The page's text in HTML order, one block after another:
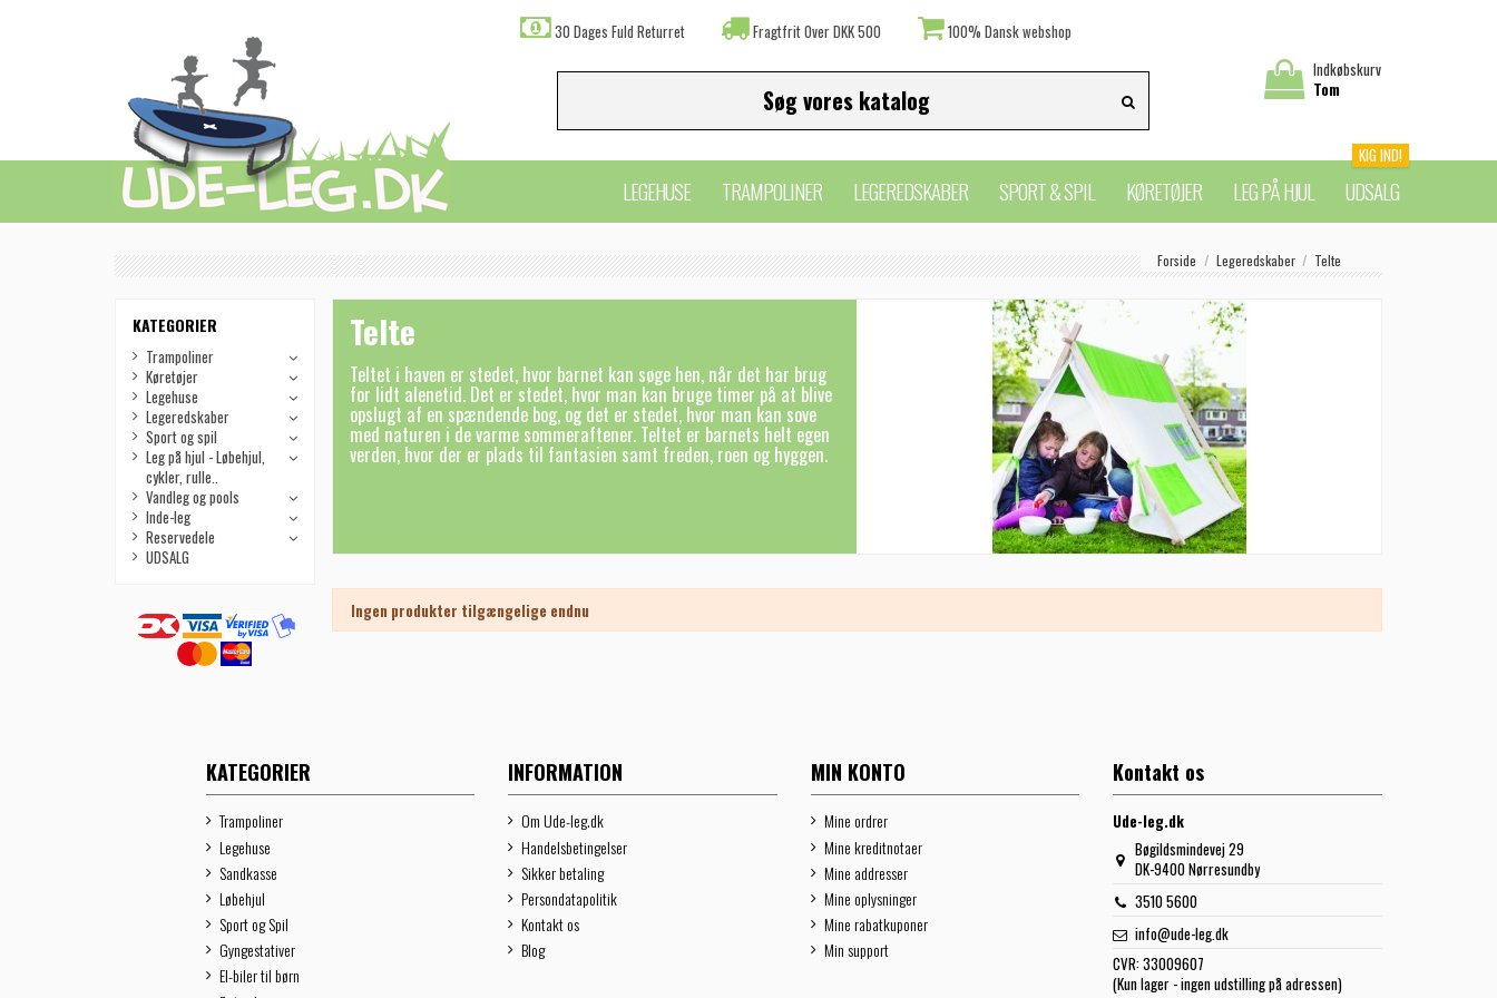
30 Dages Fuld Returret Fragtfrit Over DKK 500
100% Dansk webshop
Indkøbskurv
Tom
LEGEHUSE TRAMPOLINER LEGEREDSKABER SPORT & SPIL KØRETØJER LEG PÅ HJUL UDSALG
KIG IND!
Forside Legeredskaber Telte
Telte
Teltet i haven er stedet, hvor barnet kan søge hen, når det har brug
for lidt alenetid. Det er stedet, hvor man kan bruge timer på at blive
opslugt af en spændende bog, og det er stedet, hvor man kan sove
med naturen i de varme sommeraftener. Teltet er barnets helt egen
verden, hvor der er plads til fantasien samt freden, roen og hyggen.
Ingen produkter tilgængelige endnu
KATEGORIER
Trampoliner
Køretøjer
Legehuse
Legeredskaber
Sport og spil
Leg på hjul - Løbehjul,
cykler, rulle..
Vandleg og pools
Inde-leg
Reservedele
UDSALG
KATEGORIER
Trampoliner
Legehuse
Sandkasse
Løbehjul
Sport og Spil
Gyngestativer
El-biler til børn
INFORMATION
Om Ude-leg.dk
Handelsbetingelser
Sikker betaling
Persondatapolitik
Kontakt os
Blog
MIN KONTO
Mine ordrer
Mine kreditnotaer
Mine addresser
Mine oplysninger
Mine rabatkuponer
Min support
Kontakt os
Ude-leg.dk
Bøgildsmindevej 29
DK-9400 Nørresundby
3510 5600
info@ude-leg.dk
CVR:33009607
(Kun lager - ingen udstilling på adressen)